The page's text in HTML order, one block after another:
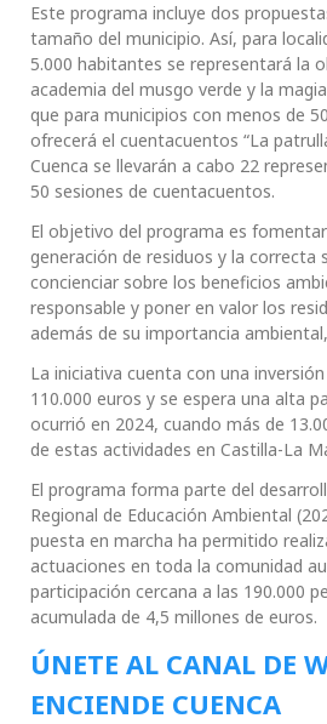
Este programa incluye dos
tamaño del municipio. Así, para
5.000 habitantes se representará la
academia del musgo verde y la
que para municipios con menos de
ofrecerá el cuentacuentos “La
Cuenca se llevarán a cabo 22
50 sesiones de cuentacuentos.
El objetivo del programa es
generación de residuos y la correcta
concienciar sobre los beneficios
responsable y poner en valor los
además de su importancia
La iniciativa cuenta con una
110.000 euros y se espera una alta
ocurrió en 2024, cuando más de
de estas actividades en Castilla-La
El programa forma parte del
Regional de Educación Ambiental
puesta en marcha ha permitido
actuaciones en toda la comunidad
participación cercana a las 190.000
acumulada de 4,5 millones de euros.
ÚNETE AL CANAL DE
ENCIENDE CUENCA